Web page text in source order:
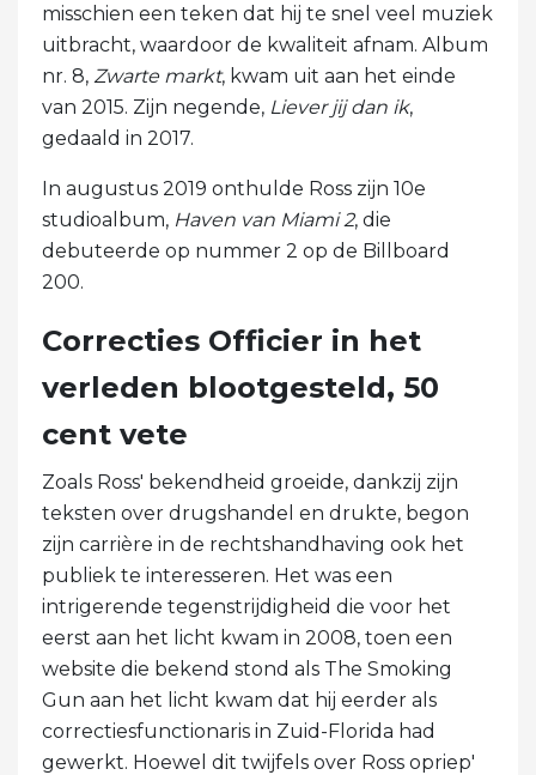
misschien een teken dat hij te snel veel muziek
uitbracht, waardoor de kwaliteit afnam. Album
nr. 8, Zwarte markt, kwam uit aan het einde
van 2015. Zijn negende, Liever jij dan ik,
gedaald in 2017.
In augustus 2019 onthulde Ross zijn 10e
studioalbum, Haven van Miami 2, die
debuteerde op nummer 2 op de Billboard
200.
Correcties Officier in het
verleden blootgesteld, 50
cent vete
Zoals Ross' bekendheid groeide, dankzij zijn
teksten over drugshandel en drukte, begon
zijn carrière in de rechtshandhaving ook het
publiek te interesseren. Het was een
intrigerende tegenstrijdigheid die voor het
eerst aan het licht kwam in 2008, toen een
website die bekend stond als The Smoking
Gun aan het licht kwam dat hij eerder als
correctiesfunctionaris in Zuid-Florida had
gewerkt. Hoewel dit twijfels over Ross opriep'